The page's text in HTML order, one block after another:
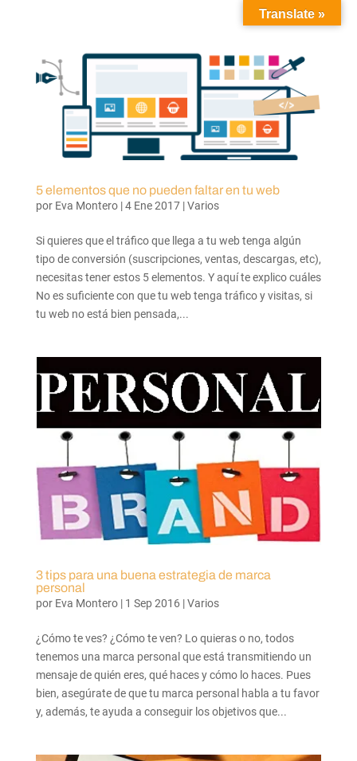
5 elementos que no pueden faltar en tu web
por Eva Montero|4 Ene 2017|Varios
Si quieres que el tráfico que llega a tu web tenga algún
tipo de conversión (suscripciones, ventas, descargas, etc),
necesitas tener estos 5 elementos. Y aquí te explico cuáles
No es suficiente con que tu web tenga tráfico y visitas, si
tu web no está bien pensada,...
3 tips para una buena estrategia de marca
personal
por Eva Montero| 1 Sep 2016 |Varios
¿Cómo te ves? ¿Cómo te ven? Lo quieras o no, todos
tenemos una marca personal que está transmitiendo un
mensaje de quién eres, qué haces y cómo lo haces. Pues
bien, asegúrate de que tu marca personal habla a tu favor
y, además, te ayuda a conseguir los objetivos que...
Translate »